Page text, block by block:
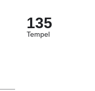
135
Tempel